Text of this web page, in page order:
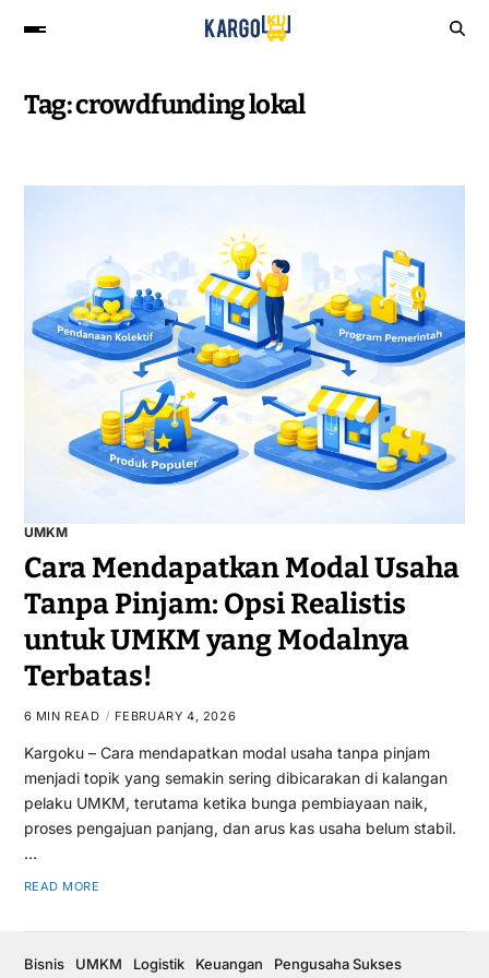
Tag:crowdfunding lokal
UMKM
Cara Mendapatkan Modal Usaha
Tanpa Pinjam: Opsi Realistis
untuk UMKM yang Modalnya
Terbatas!
6 MIN READ FEBRUARY 4, 2026
Kargoku – Cara mendapatkan modal usaha tanpa pinjam
menjadi topik yang semakin sering dibicarakan di kalangan
pelaku UMKM, terutama ketika bunga pembiayaan naik,
proses pengajuan panjang, dan arus kas usaha belum stabil.
…
READ MORE
Bisnis UMKM Logistik Keuangan Pengusaha Sukses